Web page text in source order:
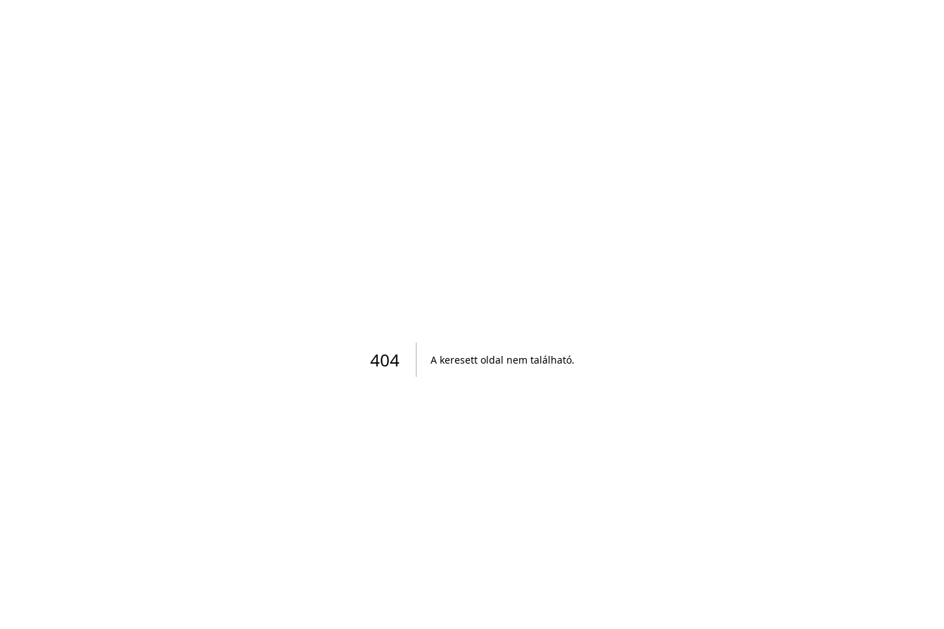
404 A keresett oldal nem található.